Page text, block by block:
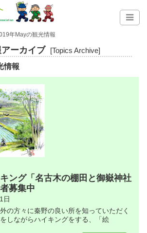
年Mayの観光情報
ーカイブ [Topics Archive]
情報
ング「名古木の棚田と御嶽神社
募集中
日
の方々に秦野の良い所を知っていただく
しながらハイキングをする、「絵